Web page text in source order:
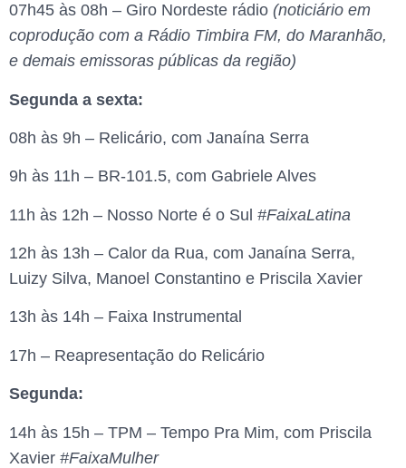
07h45 às 08h – Giro Nordeste rádio (noticiário em
coprodução com a Rádio Timbira FM, do Maranhão,
e demais emissoras públicas da região)
Segunda a sexta:
08h às 9h – Relicário, com Janaína Serra
9h às 11h – BR-101.5, com Gabriele Alves
11h às 12h – Nosso Norte é o Sul #FaixaLatina
12h às 13h – Calor da Rua, com Janaína Serra,
Luizy Silva, Manoel Constantino e Priscila Xavier
13h às 14h – Faixa Instrumental
17h – Reapresentação do Relicário
Segunda:
14h às 15h – TPM – Tempo Pra Mim, com Priscila
Xavier #FaixaMulher